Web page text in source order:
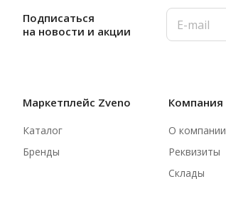
Подписаться
на новости и акции
Маркетплейс Zveno
Каталог
Бренды
Компания
О компании
Реквизиты
Склады